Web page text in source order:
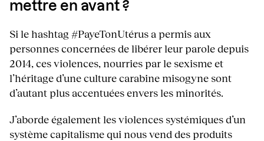
mettre en avant ?
Si le hashtag #PayeTonUtérus a permis aux
personnes concernées de libérer leur parole depuis
2014, ces violences, nourries par le sexisme et
l’héritage d’une culture carabine misogyne sont
d’autant plus accentuées envers les minorités.
J’aborde également les violences systémiques d’un
système capitalisme qui nous vend des produits